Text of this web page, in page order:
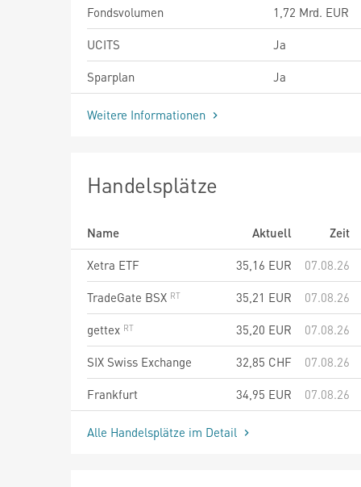
Fondsvolumen
1,72 Mrd. EUR
UCITS
Ja
Sparplan
Ja
Weitere Informationen
Handelsplätze
Name Aktuell
Zeit
Xetra ETF
35,16 EUR
07.08.26
TradeGate BSX
35,21 EUR
07.08.26
gettex
35,20 EUR
07.08.26
SIX Swiss Exchange
32,85 CHF
07.08.26
Frankfurt
34,95 EUR 07.08.26
Alle Handelsplätze im Detail